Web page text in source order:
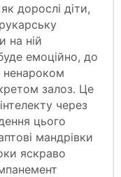
дорослі діти,
на ній
емоційно, до
ненароком
залоз. Це
через
цього
мандрівки
яскраво